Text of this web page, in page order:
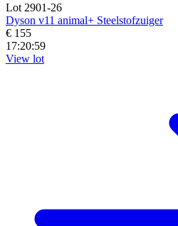
Lot 2901-26
Dyson v11 animal+ Steelstofzuiger
€ 155
17:20:57
View lot